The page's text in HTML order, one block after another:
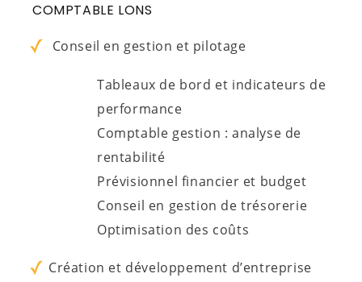
COMPTABLE LONS
Conseil en gestion et pilotage
Tableaux de bord et indicateurs de
performance
Comptable gestion : analyse de
rentabilité
Prévisionnel financier et budget
Conseil en gestion de trésorerie
Optimisation des coûts
Création et développement d’entreprise